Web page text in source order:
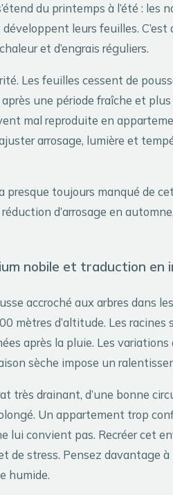
du printemps à l’été : les
leurs feuilles.
et d’engrais réguliers.
Les feuilles cessent de
une période fraîche et plus
mal reproduite en
arrosage, lumière et
toujours manqué de
d’arrosage en
nobile et traduction en
accroché aux arbres dans
mètres d’altitude. Les racines
après la pluie. Les
sèche impose un
très drainant, d’une bonne
Un appartement trop
lui convient pas. Recréer cet
de stress. Pensez davantage
humide.